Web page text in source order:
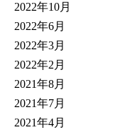
2022年10月
2022年6月
2022年3月
2022年2月
2021年8月
2021年7月
2021年4月